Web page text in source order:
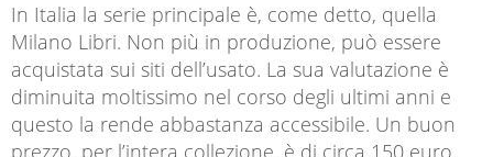
In Italia la serie principale è, come detto, quella
Milano Libri. Non più in produzione, può essere
acquistata sui siti dell’usato. La sua valutazione è
diminuita moltissimo nel corso degli ultimi anni e
questo la rende abbastanza accessibile. Un buon